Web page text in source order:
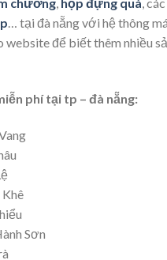
… tại đà nẵng với hệ thông
website để biết thêm nhiều
phí tại tp – đà nẵng:
Sơn